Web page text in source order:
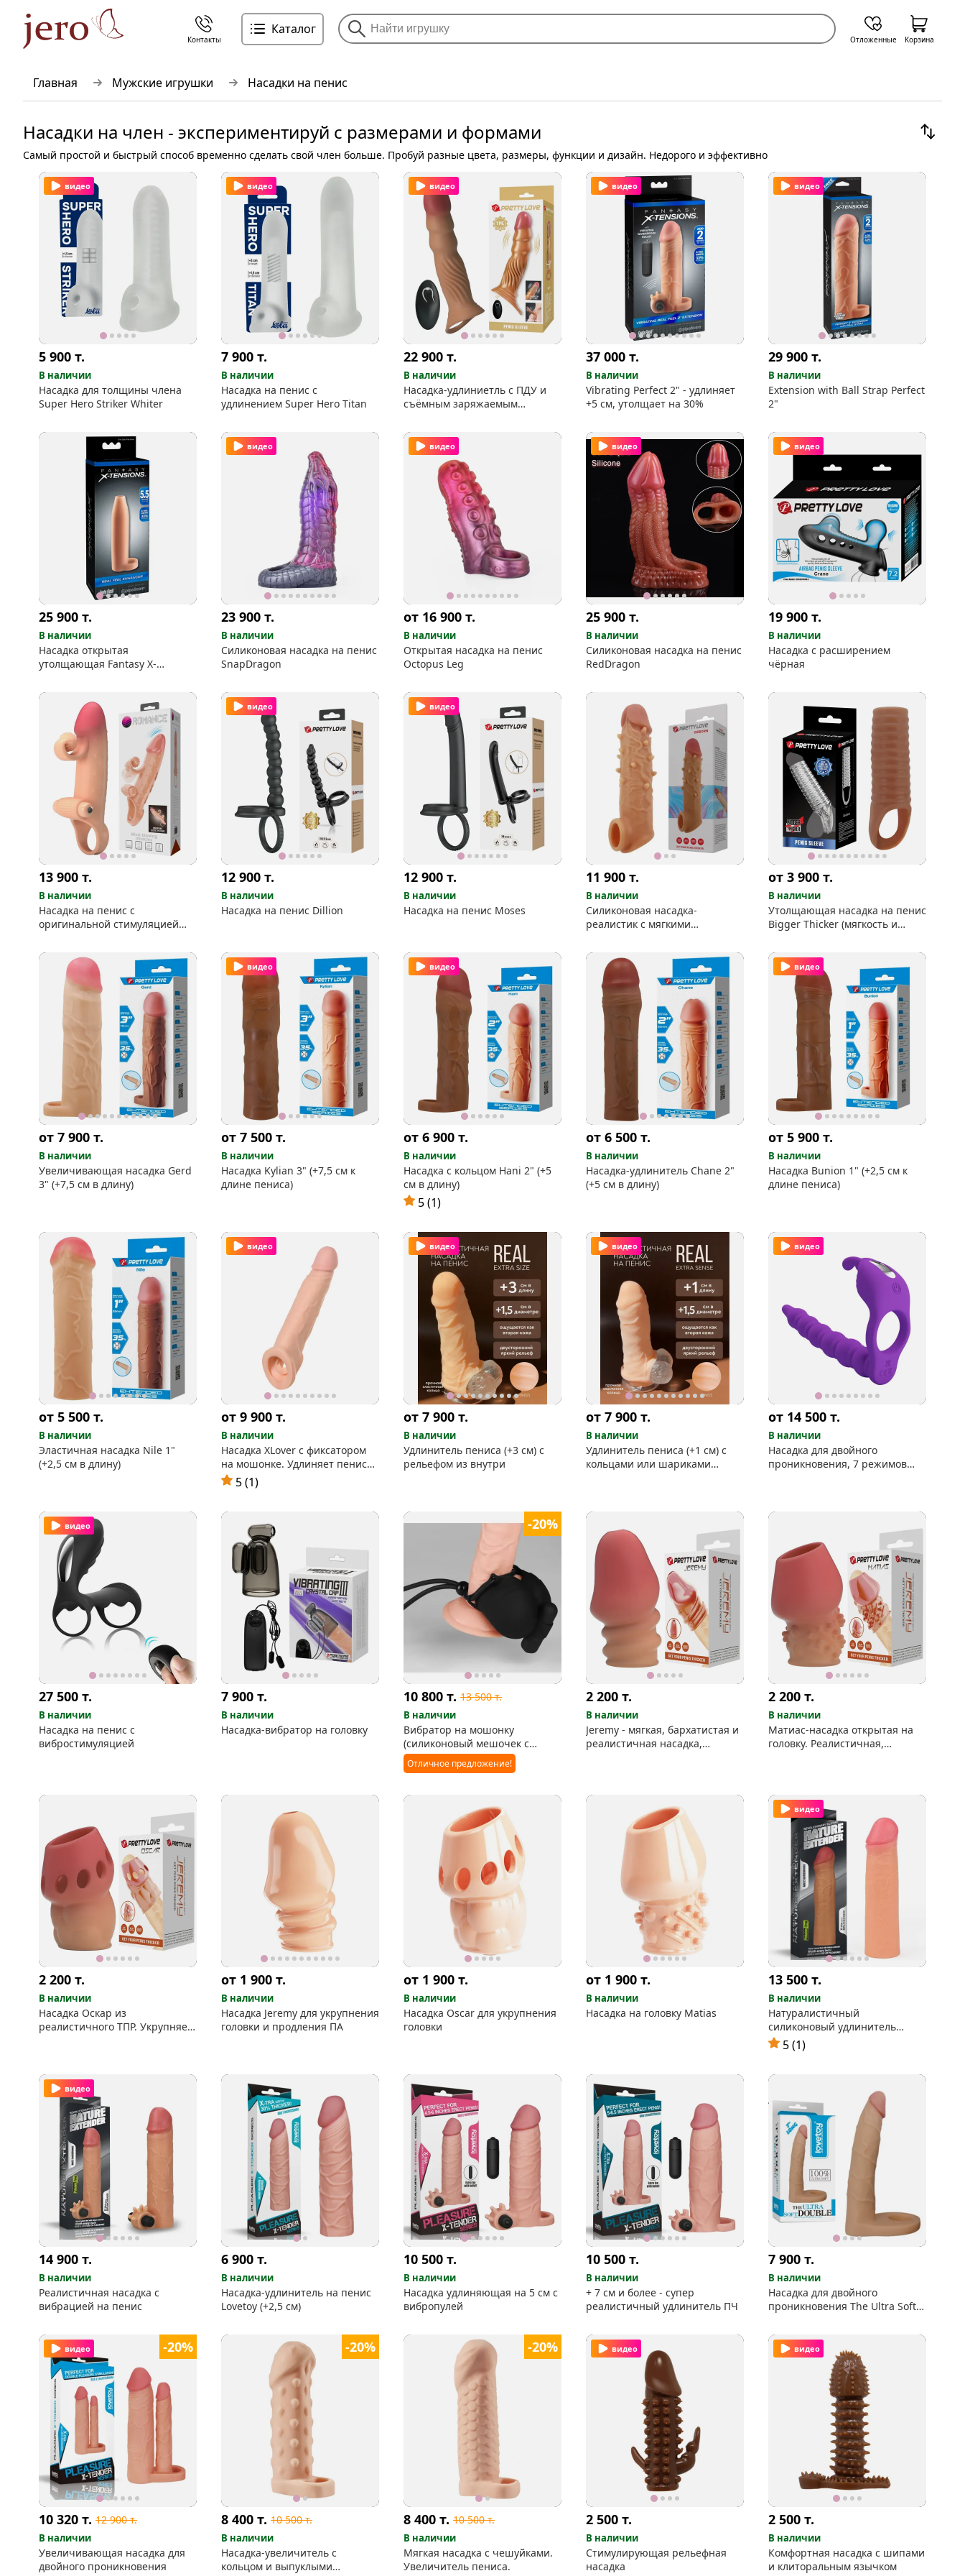
Главная Мужские игрушки Насадки на пенис
Насадки на член - экспериментируй с размерами и формами
Самый простой и быстрый способ временно сделать свой член больше. Пробуй разные цвета, размеры, функции и дизайн. Недорого и эффективно
видео
5 900 т.
В наличии
Насадка для толщины члена
Super Hero Striker Whiter
видео
7 900 т.
В наличии
Насадка на пенис с
удлинением Super Hero Titan
видео
22 900 т.
В наличии
Насадка-удлиниетль с ПДУ и
съёмным заряжаемым
видео
37 000 т.
В наличии
Vibrating Perfect 2" - удлиняет
+5 см, утолщает на 30%
видео
29 900 т.
В наличии
Extension with Ball Strap Perfect
2"
25 900 т.
В наличии
Насадка открытая
утолщающая Fantasy X-
видео
23 900 т.
В наличии
Силиконовая насадка на пенис
SnapDragon
видео
от 16 900 т.
В наличии
Открытая насадка на пенис
Octopus Leg
видео
25 900 т.
В наличии
Силиконовая насадка на пенис
RedDragon
видео
19 900 т.
В наличии
Насадка с расширением
чёрная
13 900 т.
В наличии
Насадка на пенис c
оригинальной стимуляцией
видео
12 900 т.
В наличии
Насадка на пенис Dillion
видео
12 900 т.
В наличии
Насадка на пенис Moses
11 900 т.
В наличии
Силиконовая насадка-
реалистик с мягкими
от 3 900 т.
В наличии
Утолщающая насадка на пенис
Bigger Thicker (мягкость и
от 7 900 т.
В наличии
Увеличивающая насадка Gerd
3" (+7,5 см в длину)
видео
от 7 500 т.
В наличии
Насадка Kylian 3" (+7,5 см к
длине пениса)
видео
от 6 900 т.
В наличии
Насадка с кольцом Hani 2" (+5
см в длину)
5 (1)
от 6 500 т.
В наличии
Насадка-удлинитель Chane 2"
(+5 см в длину)
видео
от 5 900 т.
В наличии
Насадка Bunion 1" (+2,5 см к
длине пениса)
от 5 500 т.
В наличии
Эластичная насадка Nile 1"
(+2,5 см в длину)
видео
от 9 900 т.
В наличии
Насадка XLover с фиксатором
на мошонке. Удлиняет пенис
на 4 см.
5 (1)
видео
от 7 900 т.
В наличии
Удлинитель пениса (+3 см) с
рельефом из внутри
видео
от 7 900 т.
В наличии
Удлинитель пениса (+1 см) с
кольцами или шариками
видео
от 14 500 т.
В наличии
Насадка для двойного
проникновения, 7 режимов
видео
27 500 т.
В наличии
Насадка на пенис с
вибростимуляцией
7 900 т.
В наличии
Насадка-вибратор на головку
-20%
10 800 т. 13 500т.
В наличии
Вибратор на мошонку
(силиконовый мешочек с
пулей)
Отличное предложение!
2 200 т.
В наличии
Jeremy - мягкая, бархатистая и
реалистичная насадка,
2 200 т.
В наличии
Матиас-насадка открытая на
головку. Реалистичная,
2 200 т.
В наличии
Насадка Оскар из
реалистичного ТПР. Укрупняет
от 1 900 т.
В наличии
Насадка Jeremy для укрупнения
головки и продления ПА
от 1 900 т.
В наличии
Насадка Oscar для укрупнения
головки
от 1 900 т.
В наличии
Насадка на головку Matias
видео
13 500 т.
В наличии
Натуралистичный
силиконовый удлинитель
пениса (+5 см)
5 (1)
видео
14 900 т.
В наличии
Реалистичная насадка с
вибрацией на пенис
6 900 т.
В наличии
Насадка-удлинитель на пенис
Lovetoy (+2,5 см)
10 500 т.
В наличии
Насадка удлиняющая на 5 см с
вибропулей
10 500 т.
В наличии
+ 7 см и более - супер
реалистичный удлинитель ПЧ
7 900 т.
В наличии
Насадка для двойного
проникновения The Ultra Soft
-20%
видео
10 320 т. 12 900т.
В наличии
Увеличивающая насадка для
двойного проникновения
-20%
8 400 т. 10 500т.
В наличии
Насадка-увеличитель с
кольцом и выпуклыми
-20%
8 400 т. 10 500т.
В наличии
Мягкая насадка с чешуйками.
Увеличитель пениса.
видео
2 500 т.
В наличии
Стимулирующая рельефная
насадка
видео
2 500 т.
В наличии
Комфортная насадка с шипами
и клиторальным язычком
Контакты
Каталог
Отложенные Корзина